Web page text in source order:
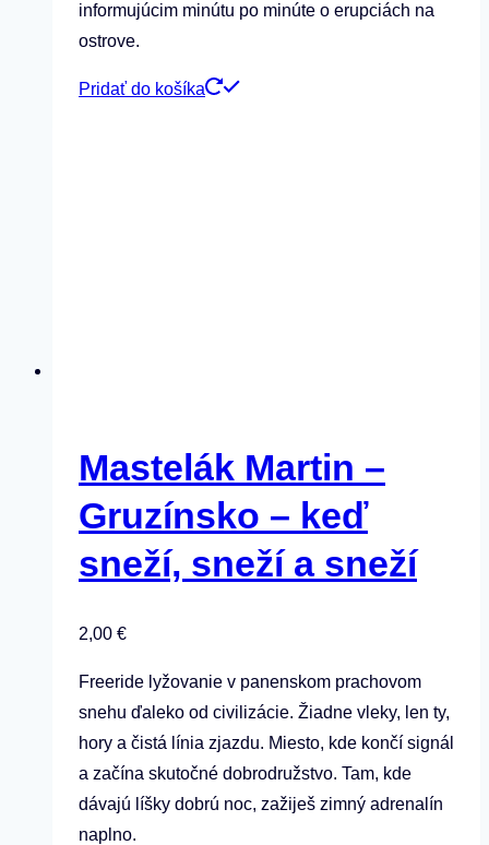
informujúcim minútu po minúte o erupciách na
ostrove.
Pridať do košíka
Mastelák Martin –
Gruzínsko – keď
sneží, sneží a sneží
2,00 €
Freeride lyžovanie v panenskom prachovom
snehu ďaleko od civilizácie. Žiadne vleky, len ty,
hory a čistá línia zjazdu. Miesto, kde končí signál
a začína skutočné dobrodružstvo. Tam, kde
dávajú líšky dobrú noc, zažiješ zimný adrenalín
naplno.